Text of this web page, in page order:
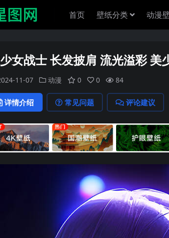
首页 壁纸分类 动漫
女战士 长发披肩 流光溢彩 美
11-07 动漫 0 0 84
详情介绍 常见问题 评论建议